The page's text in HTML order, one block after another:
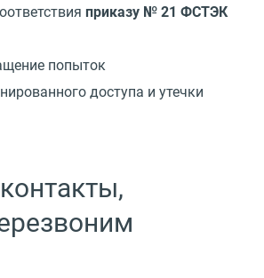
приказу № 21 ФСТЭК
попыток
доступа и утечки